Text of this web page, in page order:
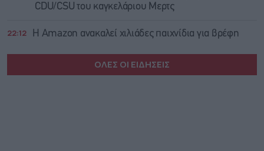
CDU/CSU του καγκελάριου Μερτς
22:12 Η Amazon ανακαλεί χιλιάδες παιχνίδια για βρέφη
ΟΛΕΣ ΟΙ ΕΙΔΗΣΕΙΣ